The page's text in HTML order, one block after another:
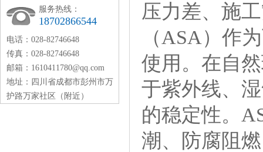
压力差、施
（ASA）作
使用。在自
于紫外线、
的稳定性。
潮、防腐阻
服务热线：
18702866544
电话：028-82746648
传真：028-82746648
邮箱：1610411780@qq.com
地址：四川省成都市彭州市万
护路万家社区（附近）